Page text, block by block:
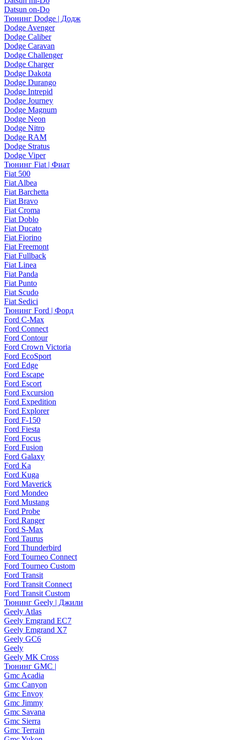
Datsun on-Do
Тюнинг Dodge | Додж
Dodge Avenger
Dodge Caliber
Dodge Caravan
Dodge Challenger
Dodge Charger
Dodge Dakota
Dodge Durango
Dodge Intrepid
Dodge Journey
Dodge Magnum
Dodge Neon
Dodge Nitro
Dodge RAM
Dodge Stratus
Dodge Viper
Тюнинг Fiat | Фиат
Fiat 500
Fiat Albea
Fiat Barchetta
Fiat Bravo
Fiat Croma
Fiat Doblo
Fiat Ducato
Fiat Fiorino
Fiat Freemont
Fiat Fullback
Fiat Linea
Fiat Panda
Fiat Punto
Fiat Scudo
Fiat Sedici
Тюнинг Ford | Форд
Ford C-Max
Ford Connect
Ford Contour
Ford Crown Victoria
Ford EcoSport
Ford Edge
Ford Escape
Ford Escort
Ford Excursion
Ford Expedition
Ford Explorer
Ford F-150
Ford Fiesta
Ford Focus
Ford Fusion
Ford Galaxy
Ford Ka
Ford Kuga
Ford Maverick
Ford Mondeo
Ford Mustang
Ford Probe
Ford Ranger
Ford S-Max
Ford Taurus
Ford Thunderbird
Ford Tourneo Connect
Ford Tourneo Custom
Ford Transit
Ford Transit Connect
Ford Transit Custom
Тюнинг Geely | Джили
Geely Atlas
Geely Emgrand EC7
Geely Emgrand X7
Geely GC6
Geely
Geely MK Cross
Тюнинг GMC |
Gmc Acadia
Gmc Canyon
Gmc Envoy
Gmc Jimmy
Gmc Savana
Gmc Sierra
Gmc Terrain